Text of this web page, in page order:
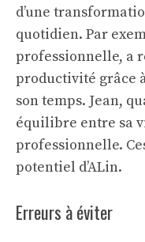
d’une
quotidien. Par
professionnelle, a
productivité grâce
son temps. Jean,
équilibre entre sa
professionnelle.
potentiel d’ALin.
Erreurs à éviter